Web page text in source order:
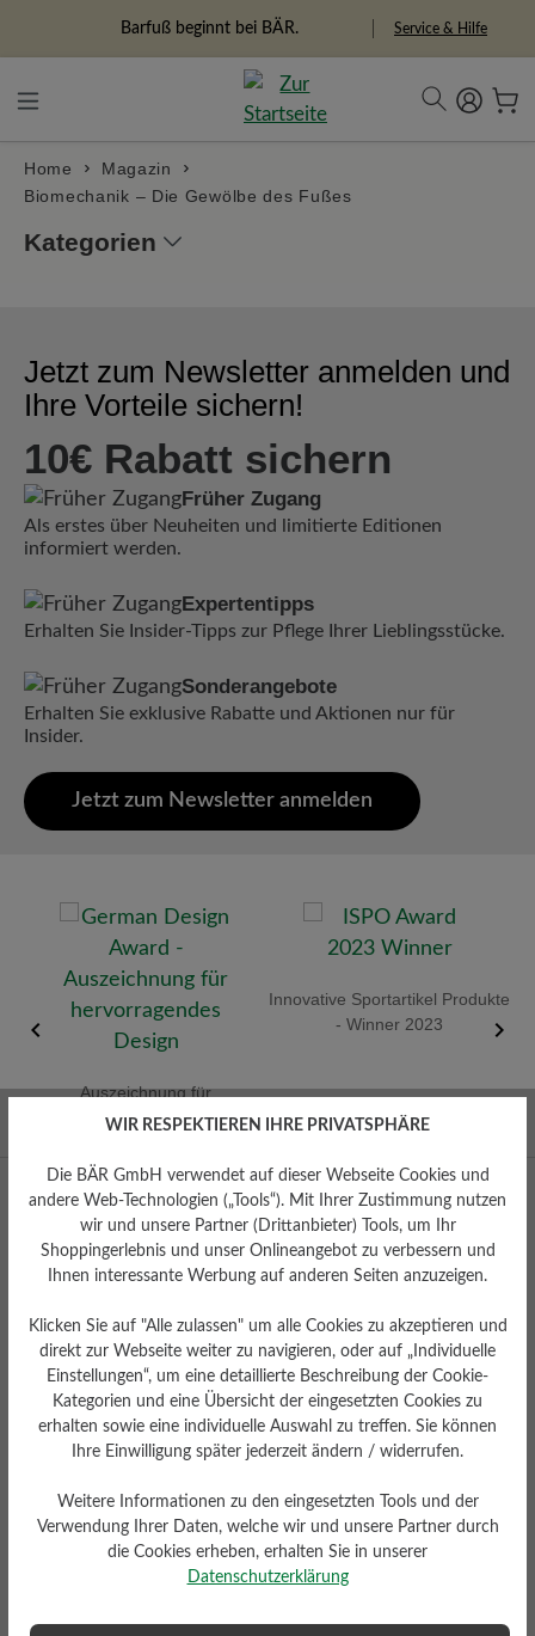
Barfuß beginnt bei BÄR. Service & Hilfe
Home
Magazin
Biomechanik – Die Gewölbe des Fußes
Kategorien
Jetzt zum Newsletter anmelden und
Ihre Vorteile sichern!
10€ Rabatt sichern
Früher Zugang
Als erstes über Neuheiten und limitierte Editionen
informiert werden.
Expertentipps
Erhalten Sie Insider-Tipps zur Pflege Ihrer Lieblingsstücke.
Sonderangebote
Erhalten Sie exklusive Rabatte und Aktionen nur für
Insider.
Jetzt zum Newsletter anmelden
Auszeichnung für
hervorragendes Design
Innovative Sportartikel Produkte
- Winner 2023
FacebookInstagramYouTubePinterest
Mo – Fr 8:00 - 18:00 Uhr
kundenbetreuung@baer-schuhe.de
WIR RESPEKTIEREN IHRE PRIVATSPHÄRE
Die BÄR GmbH verwendet auf dieser Webseite Cookies und
andere Web-Technologien („Tools“). Mit Ihrer Zustimmung nutzen
wir und unsere Partner (Drittanbieter) Tools, um Ihr
Shoppingerlebnis und unser Onlineangebot zu verbessern und
Ihnen interessante Werbung auf anderen Seiten anzuzeigen.
Klicken Sie auf "Alle zulassen" um alle Cookies zu akzeptieren und
direkt zur Webseite weiter zu navigieren, oder auf „Individuelle
Einstellungen“, um eine detaillierte Beschreibung der Cookie-
Kategorien und eine Übersicht der eingesetzten Cookies zu
erhalten sowie eine individuelle Auswahl zu treffen. Sie können
Ihre Einwilligung später jederzeit ändern / widerrufen.
Weitere Informationen zu den eingesetzten Tools und der
Verwendung Ihrer Daten, welche wir und unsere Partner durch
die Cookies erheben, erhalten Sie in unserer
Datenschutzerklärung